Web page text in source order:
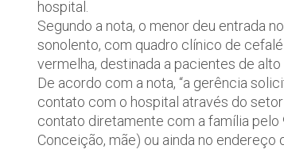
hospital.
Segundo a nota, o menor deu entrada
sonolento, com quadro clínico de
vermelha, destinada a pacientes de alto
De acordo com a nota, “a gerência
contato com o hospital através do
contato diretamente com a família pelo
Conceição, mãe) ou ainda no endereço